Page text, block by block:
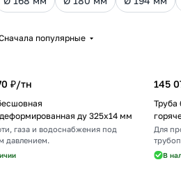
популярные
₽/тн
ду 325х14 мм
газа и водоснабжения под
давлением.
145
Труба
Для
В